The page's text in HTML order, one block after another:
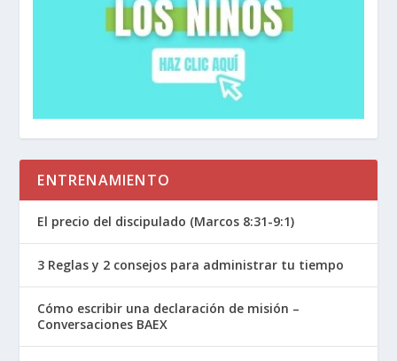
ENTRENAMIENTO
El precio del discipulado (Marcos 8:31-9:1)
3 Reglas y 2 consejos para administrar tu tiempo
Cómo escribir una declaración de misión –
Conversaciones BAEX